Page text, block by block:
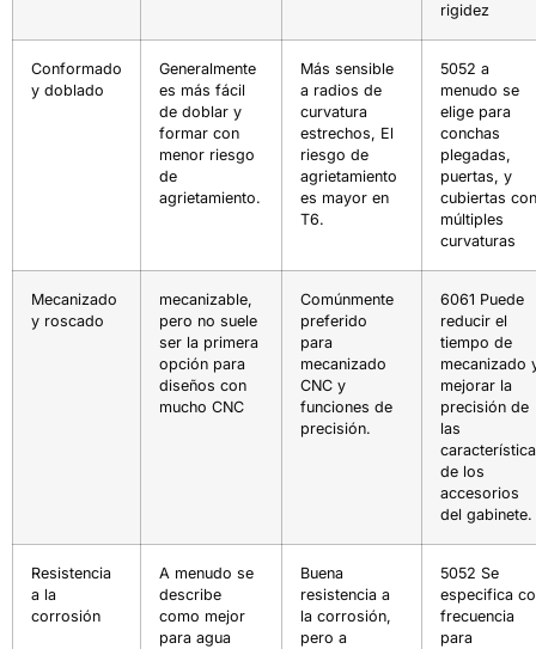
rigidez
Conformado
y doblado
Generalmente
es más fácil
de doblar y
formar con
menor riesgo
de
agrietamiento.
Más sensible
a radios de
curvatura
estrechos, El
riesgo de
agrietamiento
es mayor en
T6.
5052 a
menudo se
elige para
conchas
plegadas,
puertas, y
cubiertas con
múltiples
curvaturas
Mecanizado
y roscado
mecanizable,
pero no suele
ser la primera
opción para
diseños con
mucho CNC
Comúnmente
preferido
para
mecanizado
CNC y
funciones de
precisión.
6061 Puede
reducir el
tiempo de
mecanizado
mejorar la
precisión de
las
de los
accesorios
del gabinete.
Resistencia
a la
corrosión
A menudo se
describe
como mejor
para agua
Buena
resistencia a
la corrosión,
pero a
5052 Se
especifica
frecuencia
para